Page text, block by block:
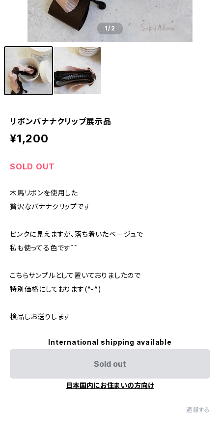
1/2
リボンバナナクリップ展示品
¥1,200
SOLD OUT
木馬リボンを使用した
贅沢なバナナクリップです
ピンクに見えますが、落ち着いたベージュで
私も使ってる色ですˆˆ
こちらサンプルとして置いておりましたので
特別価格にしております(^-^)
検品しお送りします
International shipping available
Sold out
日本国内にお住まいの方向け
通報する